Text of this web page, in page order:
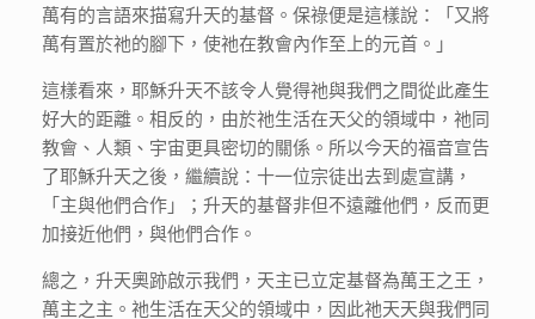
萬有的言語來描寫升天的基督。保祿便是這樣說：「又將
萬有置於祂的腳下，使祂在教會內作至上的元首。」
這樣看來，耶穌升天不該令人覺得祂與我們之間從此產生
好大的距離。相反的，由於祂生活在天父的領域中，祂同
教會、人類、宇宙更具密切的關係。所以今天的福音宣告
了耶穌升天之後，繼續說：十一位宗徒出去到處宣講，
「主與他們合作」；升天的基督非但不遠離他們，反而更
加接近他們，與他們合作。
總之，升天奧跡啟示我們，天主已立定基督為萬王之王，
萬主之主。祂生活在天父的領域中，因此祂天天與我們同